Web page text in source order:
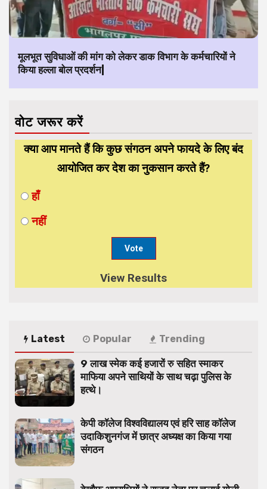
मूलभूत सुविधाओं की मांग को लेकर डाक विभाग के कर्मचारियों ने
किया हल्ला बोल प्रदर्शन|
वोट जरूर करें
क्या आप मानते हैं कि कुछ संगठन अपने फायदे के लिए बंद
आयोजित कर देश का नुकसान करते हैं?
हाँ
नहीं
View Results
Latest Popular Trending
9 लाख स्मेक कई हजारों रु सहित स्माकर
माफिया अपने साथियों के साथ चढ़ा पुलिस के
हत्थे।
केपी कॉलेज विश्वविद्यालय एवं हरि साह कॉलेज
उदाकिशुनगंज में छात्र अध्यक्ष का किया गया
संगठन